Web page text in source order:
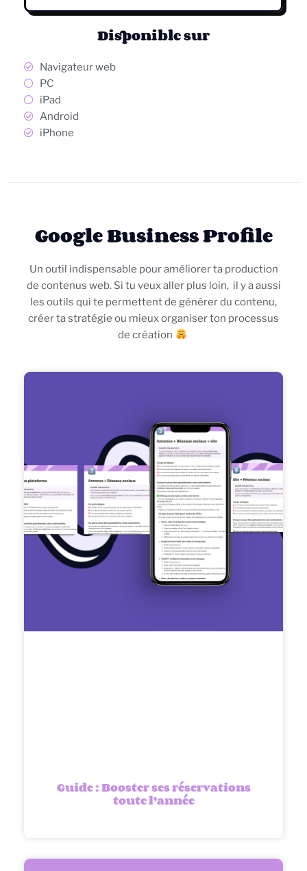
Disponible sur
Navigateur web
PC
iPad
Android
iPhone
Google Business Profile
Un outil indispensable pour améliorer ta production
de contenus web. Si tu veux aller plus loin, il y a aussi
les outils qui te permettent de générer du contenu,
créer ta stratégie ou mieux organiser ton processus
de création
Guide : Booster ses réservations
toute l’année